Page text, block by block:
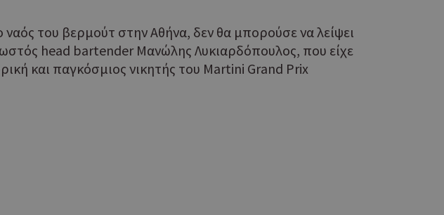
ναός του βερμούτ στην Αθήνα, δεν θα μπορούσε να λείψει
head bartender Μανώλης Λυκιαρδόπουλος, που είχε
και παγκόσμιος νικητής του Martini Grand Prix